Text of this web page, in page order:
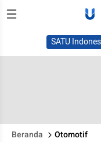
SATU
Beranda Otomotif